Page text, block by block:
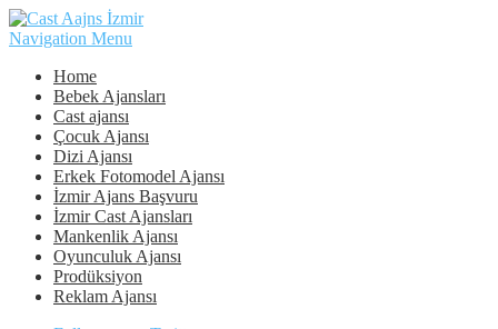
Navigation Menu
Home
Bebek Ajansları
Cast ajansı
Çocuk Ajansı
Dizi Ajansı
Erkek Fotomodel Ajansı
İzmir Ajans Başvuru
İzmir Cast Ajansları
Mankenlik Ajansı
Oyunculuk Ajansı
Prodüksiyon
Reklam Ajansı